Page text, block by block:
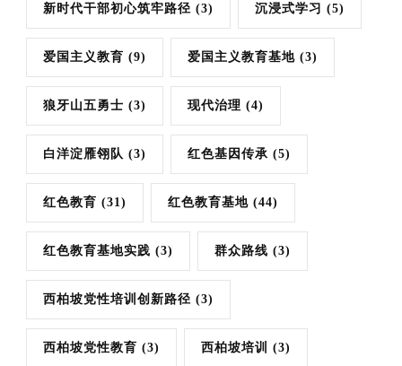
新时代干部初心筑牢路径 (3) 沉浸式学习 (5)
爱国主义教育 (9) 爱国主义教育基地 (3)
狼牙山五勇士 (3) 现代治理 (4)
白洋淀雁翎队 (3) 红色基因传承 (5)
红色教育 (31) 红色教育基地 (44)
红色教育基地实践 (3) 群众路线 (3)
西柏坡党性培训创新路径 (3)
西柏坡党性教育 (3) 西柏坡培训 (3)